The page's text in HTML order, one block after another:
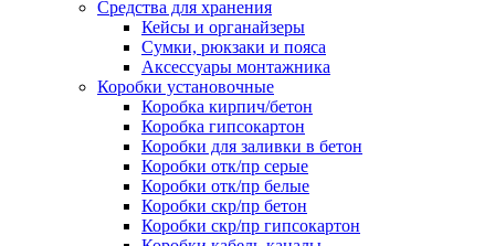
Средства для хранения
Кейсы и органайзеры
Сумки, рюкзаки и пояса
Аксессуары монтажника
Коробки установочные
Коробка кирпич/бетон
Коробка гипсокартон
Коробки для заливки в бетон
Коробки отк/пр серые
Коробки отк/пр белые
Коробки скр/пр бетон
Коробки скр/пр гипсокартон